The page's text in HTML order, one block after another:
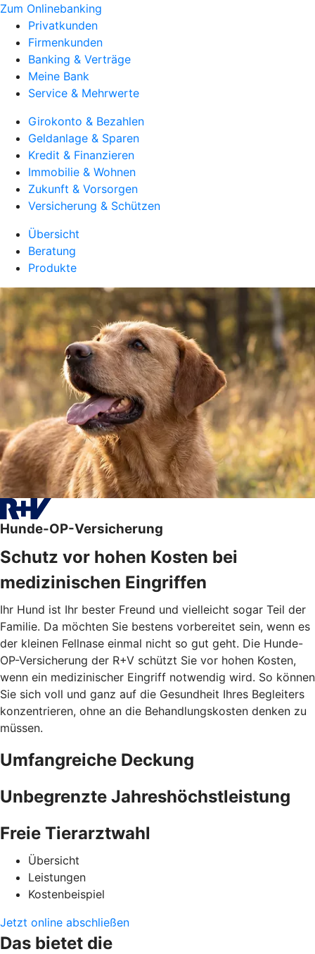
Zum Onlinebanking
Privatkunden
Firmenkunden
Banking & Verträge
Meine Bank
Service & Mehrwerte
Girokonto & Bezahlen
Geldanlage & Sparen
Kredit & Finanzieren
Immobilie & Wohnen
Zukunft & Vorsorgen
Versicherung & Schützen
Übersicht
Beratung
Produkte
Hunde-OP-Versicherung
Schutz vor hohen Kosten bei
medizinischen Eingriffen
Ihr Hund ist Ihr bester Freund und vielleicht sogar Teil der
Familie. Da möchten Sie bestens vorbereitet sein, wenn es
der kleinen Fellnase einmal nicht so gut geht. Die Hunde-
OP-Versicherung der R+V schützt Sie vor hohen Kosten,
wenn ein medizinischer Eingriff notwendig wird. So können
Sie sich voll und ganz auf die Gesundheit Ihres Begleiters
konzentrieren, ohne an die Behandlungskosten denken zu
müssen.
Umfangreiche Deckung
Unbegrenzte Jahreshöchstleistung
Freie Tierarztwahl
Übersicht
Leistungen
Kostenbeispiel
Jetzt online abschließen
Das bietet die